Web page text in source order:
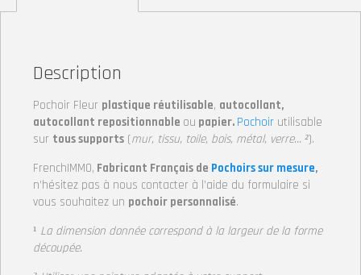
Description
Pochoir Fleur plastique réutilisable, autocollant,
autocollant repositionnable ou papier. Pochoir utilisable
sur tous supports (mur, tissu, toile, bois, métal, verre… ²).
FrenchIMMO, Fabricant Français de Pochoirs sur mesure,
n’hésitez pas à nous contacter à l’aide du formulaire si
vous souhaitez un pochoir personnalisé.
¹ La dimension donnée correspond à la largeur de la forme
découpée.